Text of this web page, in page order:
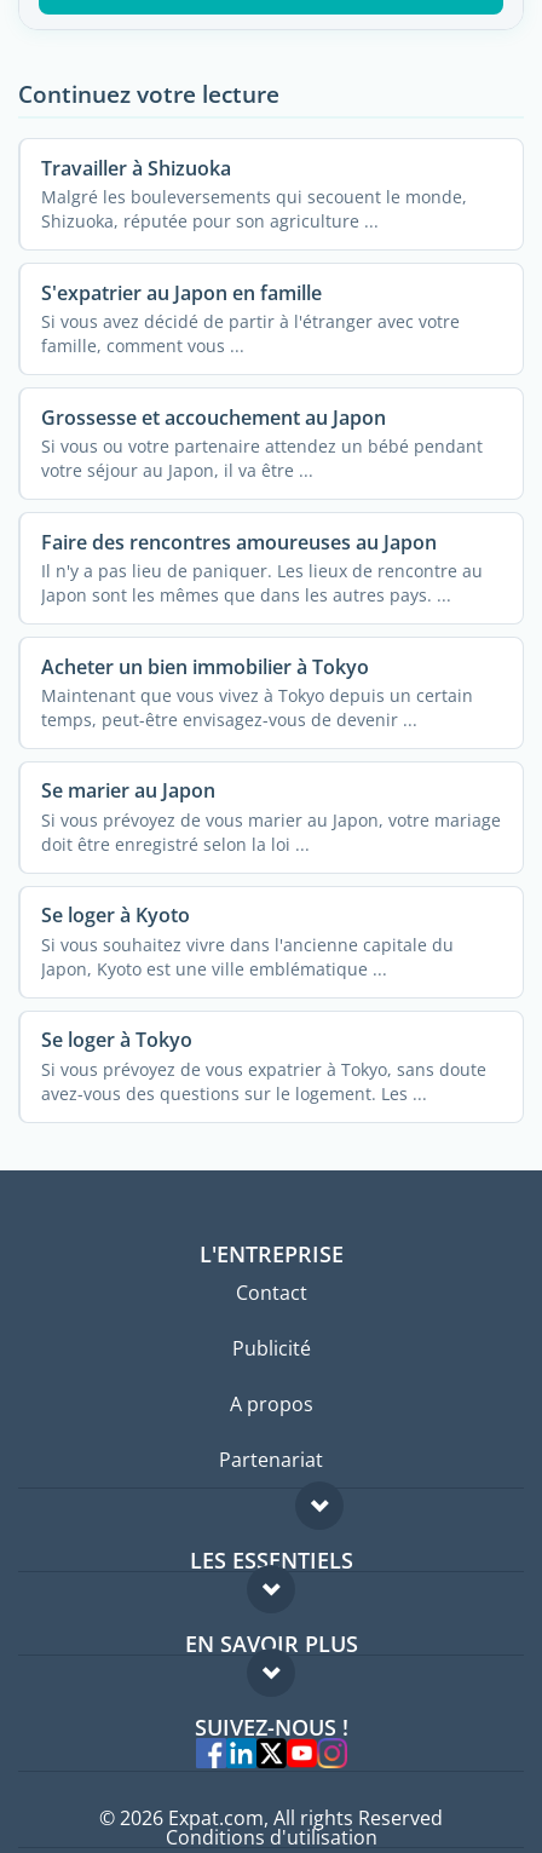
Continuez votre lecture
Travailler à Shizuoka
Malgré les bouleversements qui secouent le monde,
Shizuoka, réputée pour son agriculture ...
S'expatrier au Japon en famille
Si vous avez décidé de partir à l'étranger avec votre
famille, comment vous ...
Grossesse et accouchement au Japon
Si vous ou votre partenaire attendez un bébé pendant
votre séjour au Japon, il va être ...
Faire des rencontres amoureuses au Japon
Il n'y a pas lieu de paniquer. Les lieux de rencontre au
Japon sont les mêmes que dans les autres pays. ...
Acheter un bien immobilier à Tokyo
Maintenant que vous vivez à Tokyo depuis un certain
temps, peut-être envisagez-vous de devenir ...
Se marier au Japon
Si vous prévoyez de vous marier au Japon, votre mariage
doit être enregistré selon la loi ...
Se loger à Kyoto
Si vous souhaitez vivre dans l'ancienne capitale du
Japon, Kyoto est une ville emblématique ...
Se loger à Tokyo
Si vous prévoyez de vous expatrier à Tokyo, sans doute
avez-vous des questions sur le logement. Les ...
L'ENTREPRISE
Contact
Publicité
A propos
Partenariat
LES ESSENTIELS
Forum expatriés
Guides pays
EN SAVOIR PLUS
FAQ
Experts
SUIVEZ-NOUS !
© 2026 Expat.com, All rights Reserved
Conditions d'utilisation